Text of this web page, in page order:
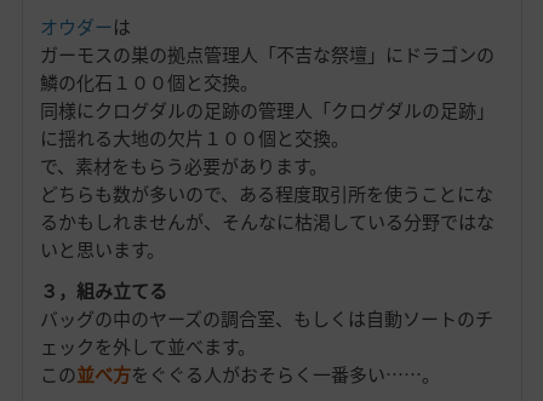
オウダーは
ガーモスの巣の拠点管理人「不吉な祭壇」にドラゴンの
鱗の化石１００個と交換。
同様にクログダルの足跡の管理人「クログダルの足跡」
に揺れる大地の欠片１００個と交換。
で、素材をもらう必要があります。
どちらも数が多いので、ある程度取引所を使うことにな
るかもしれませんが、そんなに枯渇している分野ではな
いと思います。
３，組み立てる
バッグの中のヤーズの調合室、もしくは自動ソートのチ
ェックを外して並べます。
この並べ方をぐぐる人がおそらく一番多い……。